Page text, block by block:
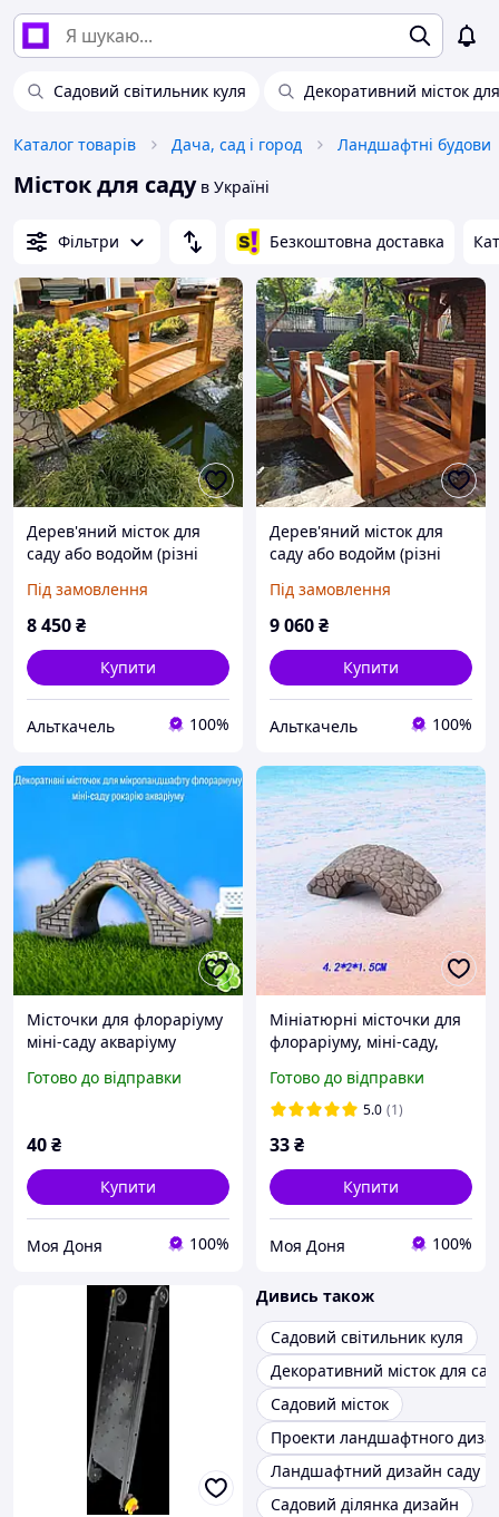
Садовий світильник куля Декоративний місток
Каталог товарів Дача, сад і город Ландшафтні будови
Місток для садув Україні
Фільтри Безкоштовна доставка
Дерев'яний місток для
саду або водойм (різні
№1
Під замовлення
8 450₴
Купити
Альткачель 100%
Дерев'яний місток для
саду або водойм (різні
№2
Під замовлення
9 060₴
Купити
Альткачель 100%
Місточки для флораріуму
міні-саду акваріуму
сукулентів
Готово до відправки
40₴
Купити
Моя Доня 100%
Мініатюрні місточки для
флораріуму, міні-саду,
моделізму, діорам
Готово до відправки
5.0 (1)
33₴
Купити
Моя Доня 100%
Дивись також
Садовий світильник куля
Декоративний місток для
Садовий місток
Проекти ландшафтного
Ландшафтний дизайн саду
Садовий ділянка дизайн